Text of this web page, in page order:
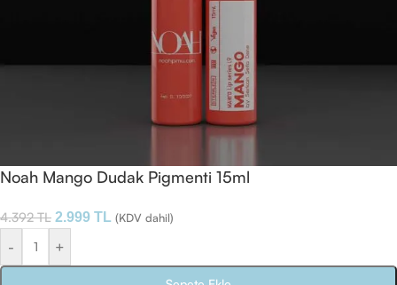
Noah Mango Dudak Pigmenti 15ml
4.392TL 2.999 TL (KDV dahil)
- +